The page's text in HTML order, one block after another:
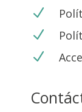
N
N
N